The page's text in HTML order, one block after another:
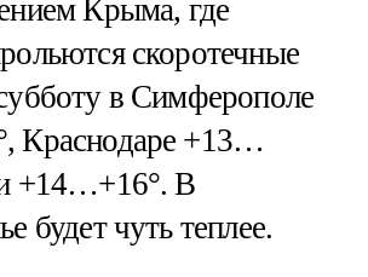
Крыма, где
скоротечные
в Симферополе
Краснодаре +13…
+14…+16°. В
будет чуть теплее.